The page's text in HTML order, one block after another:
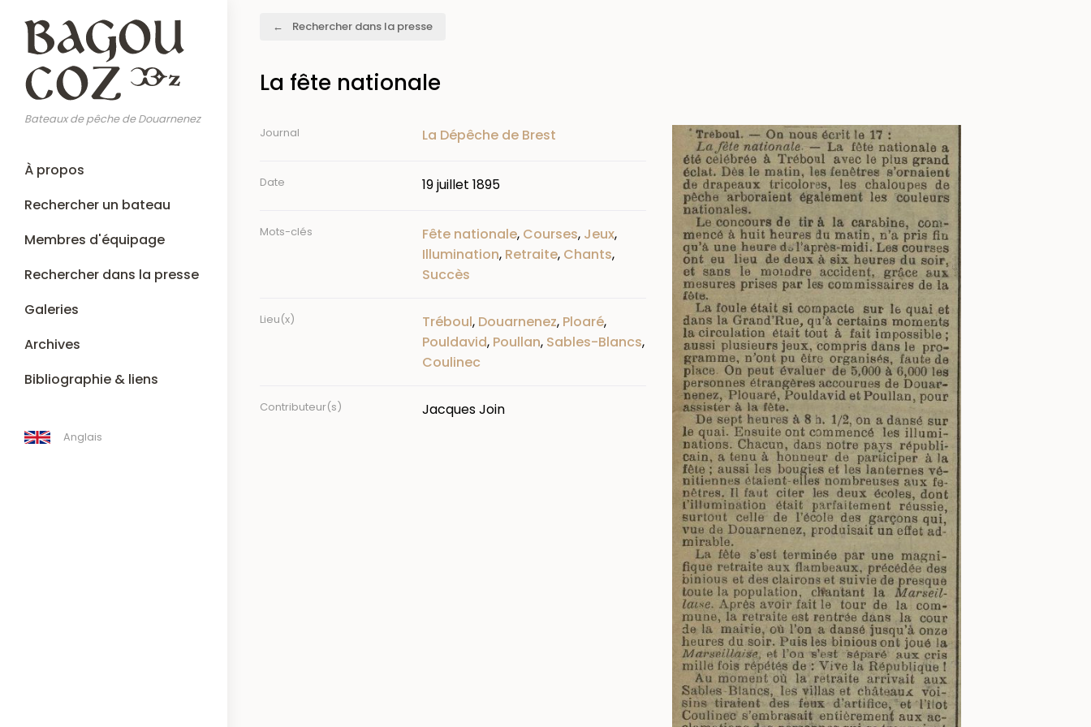
contenu
principal
Bateaux de pêche de Douarnenez
Main
navigation
À propos
Rechercher un bateau
Membres d'équipage
Rechercher dans la presse
Galeries
Archives
Bibliographie & liens
Anglais
Rechercher dans la presse
La fête nationale
Journal La Dépêche de Brest
Date 19 juillet 1895
Mots-clés Fête nationale, Courses, Jeux,
Illumination, Retraite, Chants,
Succès
Lieu(x) Tréboul, Douarnenez, Ploaré,
Pouldavid, Poullan, Sables-Blancs,
Coulinec
Contributeur(s) Jacques Join
Image